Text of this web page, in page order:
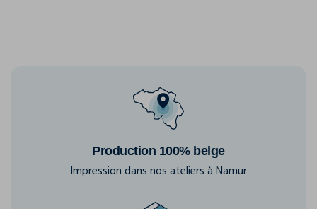
Production 100% belge
Impression dans nos ateliers à Namur